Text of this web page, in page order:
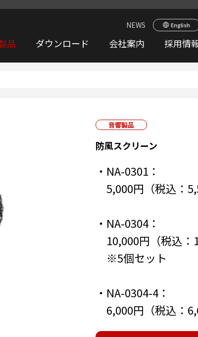
NEWS English
品 ダウンロード 会社案内 採用情
音響製品
防風スクリーン
・NA-0301：
5,000円（税込：
・NA-0304：
10,000円（税込：
※5個セット
・NA-0304-4：
6,000円（税込：